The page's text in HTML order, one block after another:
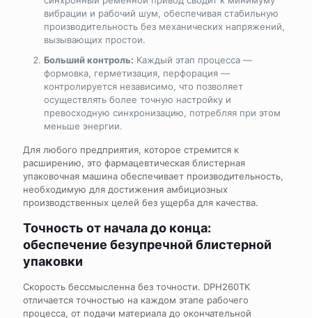
вибрации и рабочий шум, обеспечивая стабильную
производительность без механических напряжений,
вызывающих простои.
Больший контроль: Каждый этап процесса —
формовка, герметизация, перфорация —
контролируется независимо, что позволяет
осуществлять более точную настройку и
превосходную синхронизацию, потребляя при этом
меньше энергии.
Для любого предприятия, которое стремится к
расширению, это фармацевтическая блистерная
упаковочная машина обеспечивает производительность,
необходимую для достижения амбициозных
производственных целей без ущерба для качества.
Точность от начала до конца:
обеспечение безупречной блистерной
упаковки
Скорость бессмысленна без точности. DPH260TK
отличается точностью на каждом этапе рабочего
процесса, от подачи материала до окончательной